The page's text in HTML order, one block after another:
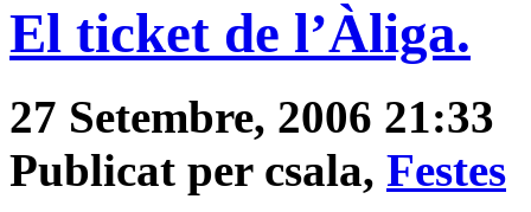
El ticket de l’Àliga.
27 Setembre, 2006 21:33
Publicat per csala, Festes